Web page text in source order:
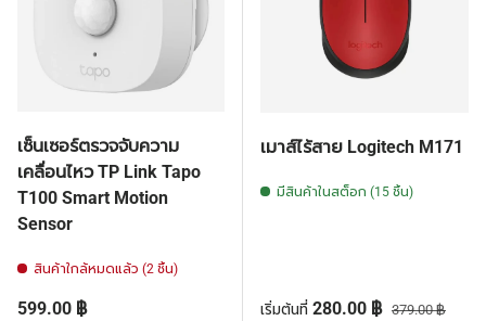
เซ็นเซอร์ตรวจจับความ
เคลื่อนไหว TP Link Tapo
T100 Smart Motion
Sensor
สินค้าใกล้หมดแล้ว (2 ชิ้น)
ราคาปกติ
599.00 ฿
เมาส์ไร้สาย Logitech M171
มีสินค้าในสต็อก (15 ชิ้น)
ราคาส่วนลด
เริ่มต้นที่ 280.00 ฿ ราคาปกติ
379.00 ฿